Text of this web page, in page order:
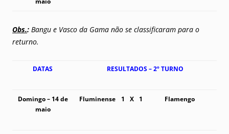
Obs.: Bangu e Vasco da Gama não se classificaram para o
returno.
DATAS RESULTADOS – 2º TURNO
Domingo – 14 de
maio
Fluminense 1 X 1 Flamengo